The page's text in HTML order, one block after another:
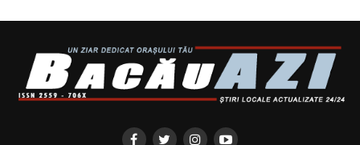
Co-finanțatori:C&C HOUSE RESIDENCE, S&I BEST
CORPORATION WEB DESIGN, CLIMA FREON
Sponsori: CLINICA RMN TINERETULUI; CLINICA
ȘERBAN & ASOCIAȚII; ESTEEM BODY SCULPT & SPA;